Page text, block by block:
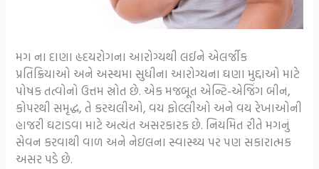
મગ ના દાણા હૃદયરોગના આરોગ્યથી લઈને એલર્જીક
પ્રતિક્રિયાઓ અને અસ્થમા સુધીના આરોગ્યના ઘણા મુદ્દાઓ માટે
પોષક તત્વોનો ઉત્તમ સ્રોત છે. એક મજબૂત એન્ટિ-એજિંગ બીન,
કોપરથી સમૃદ્ધ, તે કરચલીઓ, વય ફોલ્લીઓ અને વય રેખાઓની
હાજરી ઘટાડવા માટે અત્યંત અસરકારક છે. નિયમિત રીતે મગનું
સેવન કરવાથી વાળ અને નેઇલના સ્વાસ્થ્ય પર પણ સકારાત્મક
અસર પડે છે.